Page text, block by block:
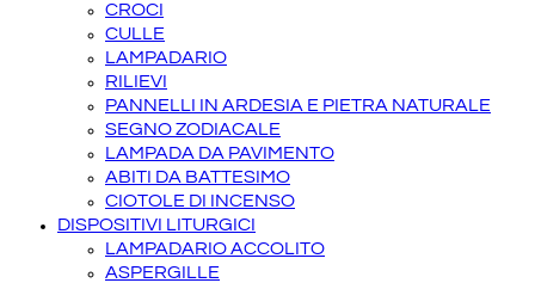
CROCI
CULLE
LAMPADARIO
RILIEVI
PANNELLI IN ARDESIA E PIETRA NATURALE
SEGNO ZODIACALE
LAMPADA DA PAVIMENTO
ABITI DA BATTESIMO
CIOTOLE DI INCENSO
DISPOSITIVI LITURGICI
LAMPADARIO ACCOLITO
ASPERGILLE